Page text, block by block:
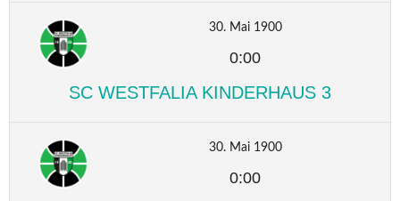
30. Mai 1900
0:00
SC WESTFALIA KINDERHAUS 3
30. Mai 1900
0:00